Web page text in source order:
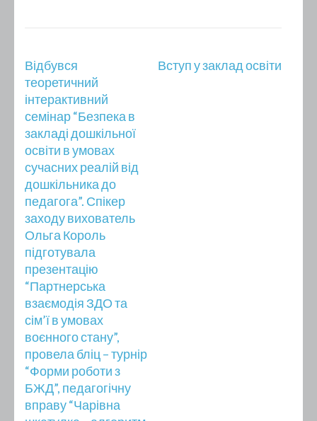
Навігація
записів
Відбувся
теоретичний
інтерактивний
семінар “Безпека в
закладі дошкільної
освіти в умовах
сучасних реалій від
дошкільника до
педагога”. Спікер
заходу вихователь
Ольга Король
підготувала
презентацію
“Партнерська
взаємодія ЗДО та
сім’ї в умовах
воєнного стану”,
провела бліц – турнір
“Форми роботи з
БЖД”, педагогічну
вправу “Чарівна
Вступ у заклад освіти